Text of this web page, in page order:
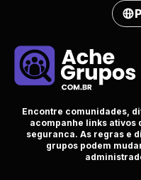
Encontre comunidades,
acompanhe links ativos
seguranca. As regras e
grupos podem